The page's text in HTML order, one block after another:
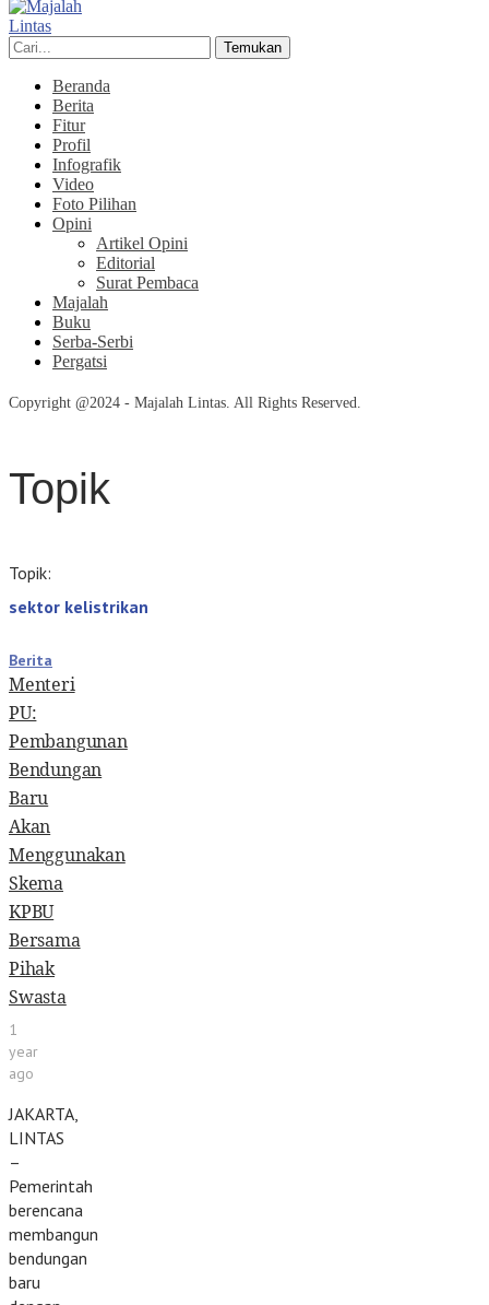
Temukan
Beranda
Berita
Fitur
Profil
Infografik
Video
Foto Pilihan
Opini
Artikel Opini
Editorial
Surat Pembaca
Majalah
Buku
Serba-Serbi
Pergatsi
Copyright @2024 - Majalah Lintas. All Rights Reserved.
Topik
Topik:
sektor kelistrikan
Berita
Menteri
PU:
Pembangunan
Bendungan
Baru
Akan
Menggunakan
Skema
KPBU
Bersama
Pihak
Swasta
1
year
ago
JAKARTA,
LINTAS
–
Pemerintah
berencana
membangun
bendungan
baru